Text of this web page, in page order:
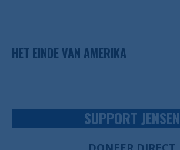
HET EINDE VAN AMERIKA
SUPPORT JENSEN